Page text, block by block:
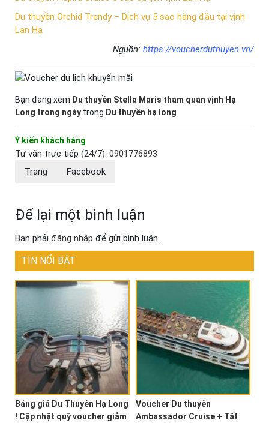
Du thuyền Orchid Trendy – Dịch vụ 5 sao hàng đầu tại vịnh
Lan Hạ
Nguồn: https://voucherduthuyen.vn/
Bạn đang xem Du thuyền Stella Maris tham quan vịnh Hạ
Long trong ngày trong Du thuyền hạ long
Ý kiến khách hàng
Tư vấn trực tiếp (24/7): 0901776893
Trang
Facebook
Để lại một bình luận
Bạn phải đăng nhập để gửi bình luận.
TIN NỔI BẬT
Bảng giá Du Thuyền Hạ Long
! Cập nhật quỹ voucher giảm
Voucher Du thuyền
Ambassador Cruise + Tất